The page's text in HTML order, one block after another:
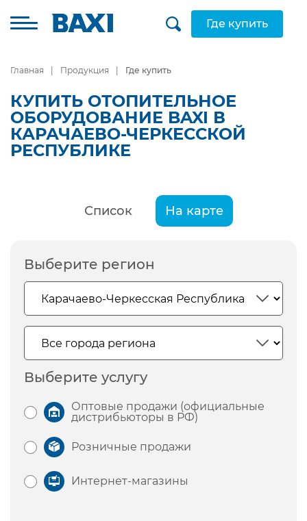
Где купить
Главная Продукция Где купить
КУПИТЬ ОТОПИТЕЛЬНОЕ
ОБОРУДОВАНИЕ BAXI В
КАРАЧАЕВО-ЧЕРКЕССКОЙ
РЕСПУБЛИКЕ
Список На карте
Выберите регион
Выберите услугу
Оптовые продажи (официальные
дистрибьюторы в РФ)
Розничные продажи
Интернет-магазины